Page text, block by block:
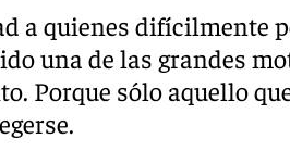
a quienes
una de las grandes
Porque sólo aquello